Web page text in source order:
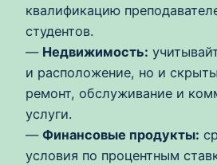
квалификацию
студентов.
— Недвижимость:
и расположение, но и
ремонт, обслуживание и
услуги.
— Финансовые продукты:
условия по процентным